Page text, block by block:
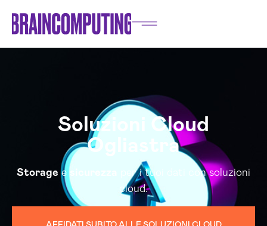
Soluzioni Cloud
Ogliastra
Storage e sicurezza
per i tuoi dati con soluzioni
cloud.